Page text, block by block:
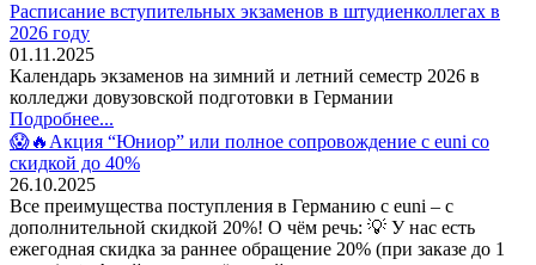
Расписание вступительных экзаменов в штудиенколлегах в
2026 году
01.11.2025
Календарь экзаменов на зимний и летний семестр 2026 в
колледжи довузовской подготовки в Германии
Подробнее...
😱🔥Акция “Юниор” или полное сопровождение с euni со
скидкой до 40%
26.10.2025
Все преимущества поступления в Германию с euni – с
дополнительной скидкой 20%! О чём речь: 💡 У нас есть
ежегодная скидка за раннее обращение 20% (при заказе до 1